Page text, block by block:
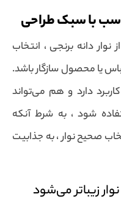
با سبک طراحی
دانه برنجی ، انتخاب
یا محصول سازگار باشد.
دارد و هم می‌تواند
شود ، به شرط آنکه
صحیح نوار ، به جذابیت
زیباتر می‌شود